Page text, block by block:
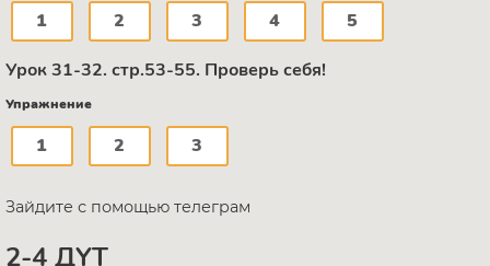
1 2 3 4 5
Урок 31-32. стр.53-55. Проверь себя!
Упражнение
1 2 3
Зайдите с помощью телеграм
2-4 ДҮТ